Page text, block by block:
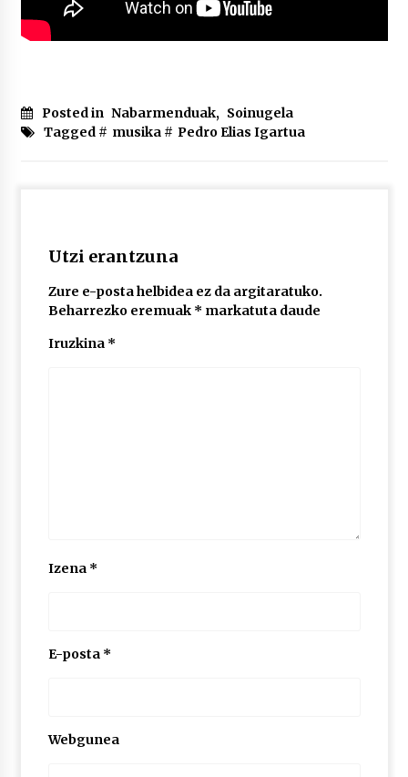
Posted in Nabarmenduak, Soinugela
Tagged # musika# Pedro Elias Igartua
Utzi erantzuna
Zure e-posta helbidea ez da argitaratuko.
Beharrezko eremuak * markatuta daude
Iruzkina *
Izena *
E-posta *
Webgunea